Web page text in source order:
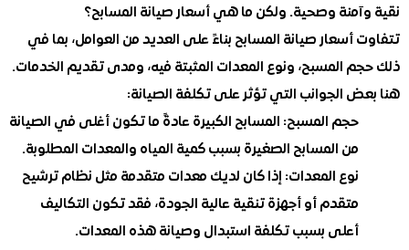
وصحية. ولكن ما هي أسعار صيانة المسابح؟
أسعار صيانة المسابح بناءً على العديد من العوامل، بما في
المسبح، ونوع المعدات المثبتة فيه، ومدى تقديم الخدمات.
الجوانب التي تؤثر على تكلفة الصيانة:
حجم المسبح: المسابح الكبيرة عادةً ما تكون أغلى في الصيانة
من المسابح الصغيرة بسبب كمية المياه والمعدات المطلوبة.
نوع المعدات : إذا كان لديك معدات متقدمة مثل نظام ترشيح
متقدم أو أجهزة تنقية عالية الجودة، فقد تكون التكاليف
أعلى بسبب تكلفة استبدال وصيانة هذه المعدات.